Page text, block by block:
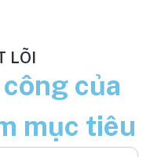
LÕI
của
mục tiêu